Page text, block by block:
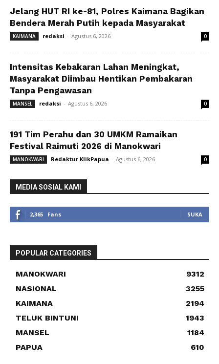
Jelang HUT RI ke-81, Polres Kaimana Bagikan
Bendera Merah Putih kepada Masyarakat
KAIMANA redaksi - Agustus 6, 2026 0
Intensitas Kebakaran Lahan Meningkat,
Masyarakat Diimbau Hentikan Pembakaran
Tanpa Pengawasan
MANSEL redaksi - Agustus 6, 2026 0
191 Tim Perahu dan 30 UMKM Ramaikan
Festival Raimuti 2026 di Manokwari
MANOKWARI Redaktur KlikPapua - Agustus 6, 2026 0
MEDIA SOSIAL KAMI
2,365 Fans SUKA
POPULAR CATEGORIES
MANOKWARI
9312
NASIONAL
3255
KAIMANA
2194
TELUK BINTUNI
1943
MANSEL
1184
PAPUA
610